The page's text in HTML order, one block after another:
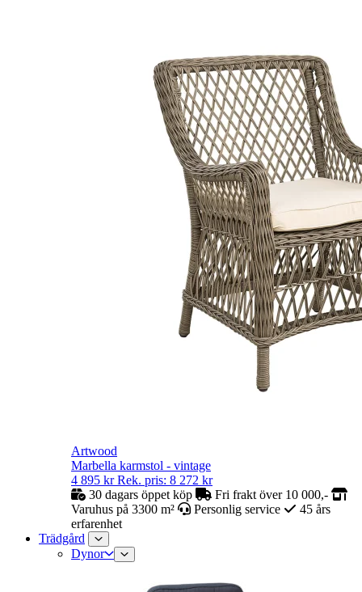
Artwood
Marbella karmstol - vintage
4 895 kr Rek. pris: 8 272 kr
30 dagars öppet köp
Fri frakt över 10 000,-
Varuhus på 3300 m²
Personlig service
45 års
erfarenhet
Trädgård
Dynor